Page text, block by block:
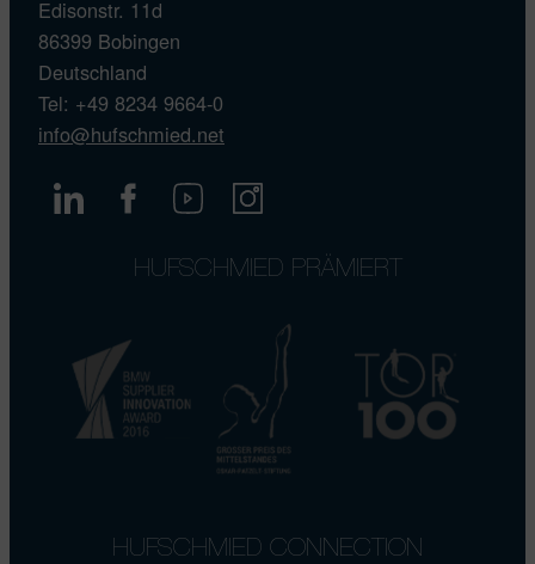
Edisonstr. 11d
86399 Bobingen
Deutschland
Tel: +49 8234 9664-0
info@hufschmied.net
HUFSCHMIED PRÄMIERT
HUFSCHMIED CONNECTION